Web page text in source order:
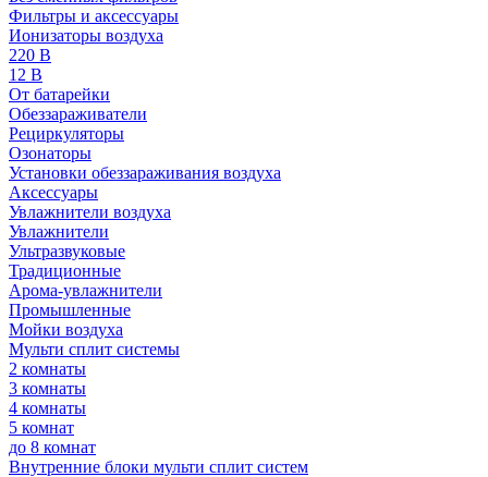
Фильтры и аксессуары
Ионизаторы воздуха
220 В
12 В
От батарейки
Обеззараживатели
Рециркуляторы
Озонаторы
Установки обеззараживания воздуха
Аксессуары
Увлажнители воздуха
Увлажнители
Ультразвуковые
Традиционные
Арома-увлажнители
Промышленные
Мойки воздуха
Мульти сплит системы
2 комнаты
3 комнаты
4 комнаты
5 комнат
до 8 комнат
Внутренние блоки мульти сплит систем